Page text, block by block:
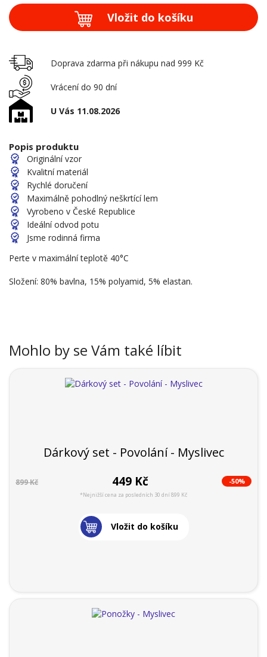
Vložit do košíku
Doprava zdarma při nákupu nad 999 Kč
Vrácení do 90 dní
U Vás 11.08.2026
Popis produktu
Originální vzor
Kvalitní materiál
Rychlé doručení
Maximálně pohodlný neškrtící lem
Vyrobeno v České Republice
Ideální odvod potu
Jsme rodinná firma
Perte v maximální teplotě 40°C
Složení: 80% bavlna, 15% polyamid, 5% elastan.
Mohlo by se Vám také líbit
Dárkový set - Povolání - Myslivec
899 Kč 449 Kč -50%
*Nejnižší cena za posledních 30 dní 899 Kč
Vložit do košíku